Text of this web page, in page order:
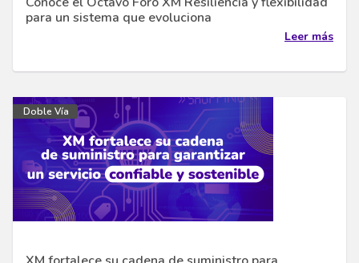
para un sistema que evoluciona
Leer más
Doble Vía